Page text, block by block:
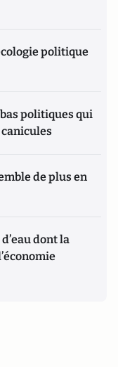
politique
politiques qui
de plus en
dont la